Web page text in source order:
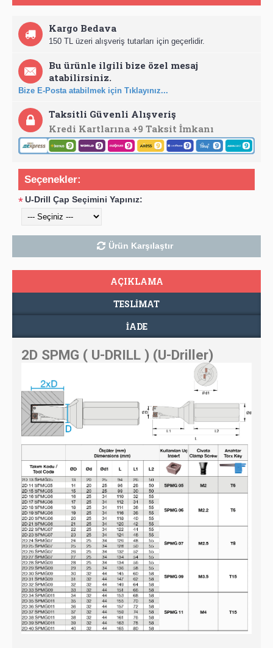
Kargo Bedava
150 TL üzeri alışveriş tutarları için geçerlidir.
Bu ürünle ilgili bize özel mesaj
atabilirsiniz.
Bize E-Posta atabilmek için Tıklayınız...
Taksitli Güvenli Alışveriş
Kredi Kartlarına +9 Taksit İmkanı
Seçenekler:
*U-Drill Çap Seçimini Yapınız:
Ürün Karşılaştır
AÇIKLAMA
TESLIMAT
İADE
2D SPMG ( U-DRILL ) (U-Driller)